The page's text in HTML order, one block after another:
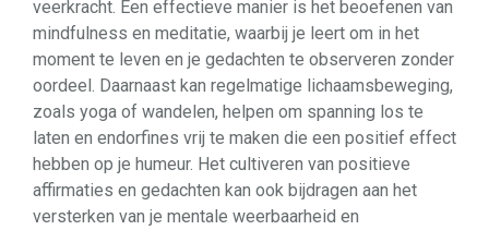
veerkracht. Een effectieve manier is het beoefenen van
mindfulness en meditatie, waarbij je leert om in het
moment te leven en je gedachten te observeren zonder
oordeel. Daarnaast kan regelmatige lichaamsbeweging,
zoals yoga of wandelen, helpen om spanning los te
laten en endorfines vrij te maken die een positief effect
hebben op je humeur. Het cultiveren van positieve
affirmaties en gedachten kan ook bijdragen aan het
versterken van je mentale weerbaarheid en